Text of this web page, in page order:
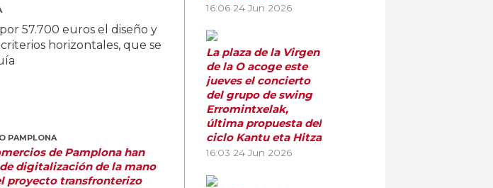
57.700 euros el diseño y
horizontales, que se
PAMPLONA
de Pamplona han
digitalización de la mano
proyecto transfronterizo
16:06 24 Jun 2026
La plaza de la Virgen
de la O acoge este
jueves el concierto
del grupo de swing
Erromintxelak,
última propuesta del
ciclo Kantu eta Hitza
16:03 24 Jun 2026